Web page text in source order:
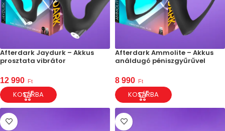
Afterdark Jaydurk – Akkus
prosztata vibrátor
12 990 Ft
KOSÁRBA
Afterdark Ammolite – Akkus
análdugó péniszgyűrűvel
8 990 Ft
KOSÁRBA